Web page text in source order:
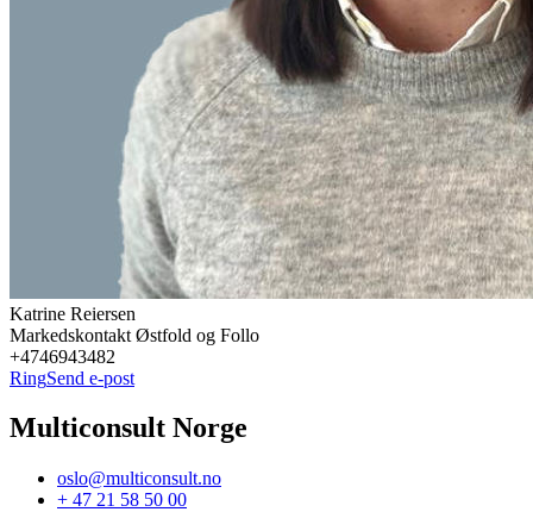
Katrine Reiersen
Markedskontakt Østfold og Follo
+4746943482
RingSend e-post
Multiconsult Norge
oslo@multiconsult.no
+ 47 21 58 50 00